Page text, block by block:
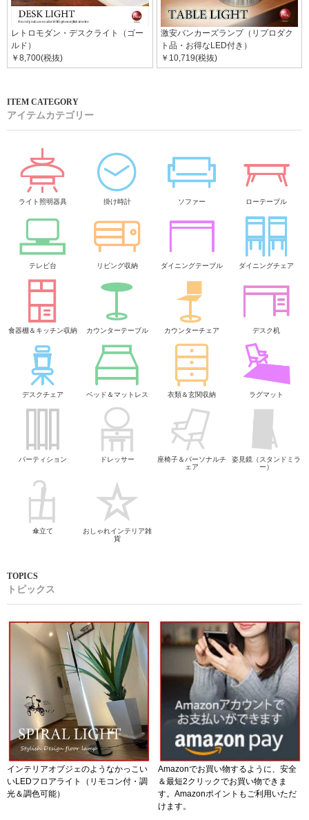
レトロモダン・デスクライト（ゴー
ルド）
￥8,700(税抜)
激安バンカーズランプ（リプロダク
ト品・お得なLED付き）
￥10,719(税抜)
アイテムカテゴリー
ライト照明器具 掛け時計 ソファー ローテーブル
テレビ台 リビング収納 ダイニングテーブル ダイニングチェア
食器棚＆キッチン収納 カウンターテーブル カウンターチェア デスク机
デスクチェア ベッド＆マットレス 衣類＆玄関収納 ラグマット
パーティション ドレッサー
座椅子＆パーソナルチ
ェア
姿見鏡（スタンドミラ
ー）
傘立て
おしゃれインテリア雑
貨
トピックス
インテリアオブジェのようなかっこい
いLEDフロアライト（リモコン付・調
光＆調色可能）
Amazonでお買い物するように、安全
＆最短2クリックでお買い物できま
す。Amazonポイントもご利用いただ
けます。